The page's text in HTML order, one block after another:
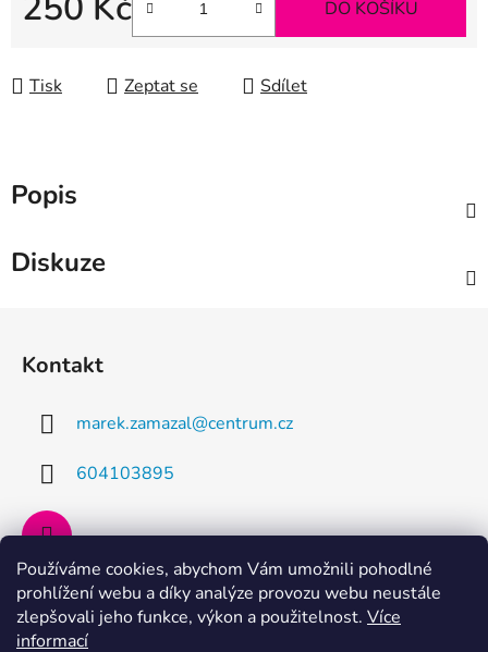
Používáme cookies, abychom Vám umožnili pohodlné
prohlížení webu a díky analýze provozu webu neustále
zlepšovali jeho funkce, výkon a použitelnost. Více
informací
DO KOŠÍKU
Tisk Zeptat se Sdílet
Popis
Diskuze
Kontakt
marek.zamazal@centrum.cz
604103895
Facebook